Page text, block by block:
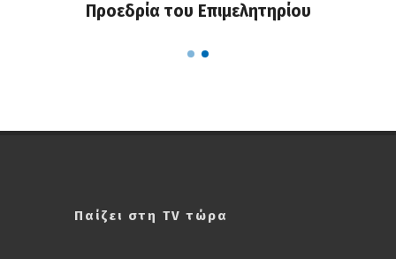
Προεδρία του Επιμελητηρίου
Παίζει στη TV τώρα